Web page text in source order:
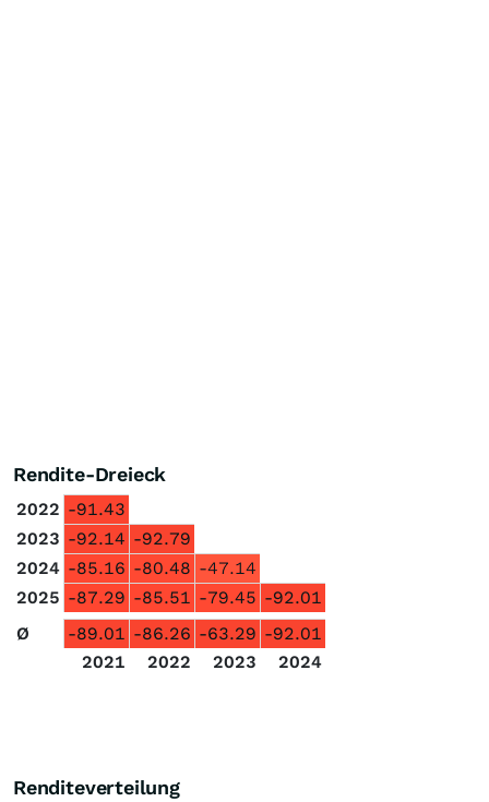
Rendite-Dreieck
2022 -91.43
2023 -92.14 -92.79
2024 -85.16 -80.48 -47.14
2025 -87.29 -85.51 -79.45 -92.01
Ø
-89.01 -86.26 -63.29 -92.01
2021
2022 2023 2024
Renditeverteilung